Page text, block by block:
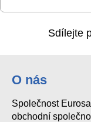
Sdílejte
O nás
Společnost
obchodní